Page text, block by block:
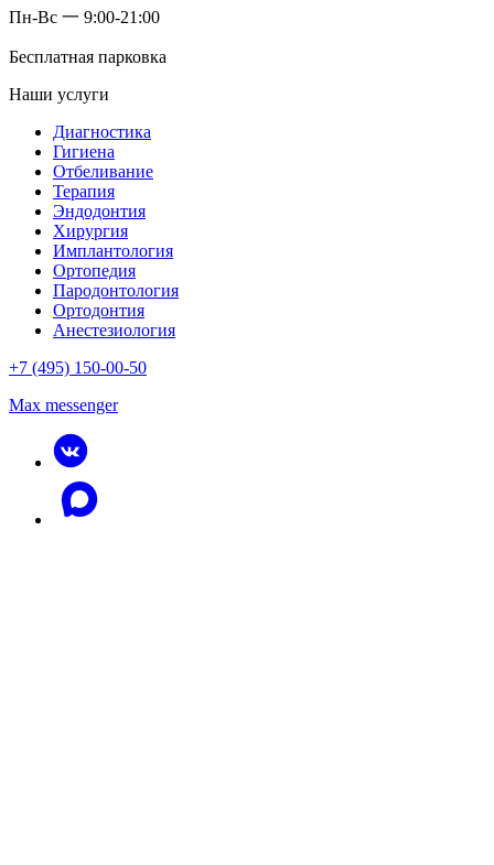
Пн-Вс 一 9:00-21:00
Бесплатная парковка
Наши услуги
Диагностика
Гигиена
Отбеливание
Терапия
Эндодонтия
Хирургия
Имплантология
Ортопедия
Пародонтология
Ортодонтия
Анестезиология
+7 (495) 150-00-50
Max messenger